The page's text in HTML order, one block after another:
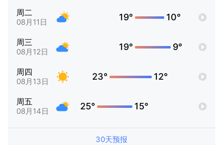
周二
08月11日 19° 10°
周三
08月12日 19° 9°
周四
08月13日 23° 12°
周五
08月14日 25° 15°
30天预报